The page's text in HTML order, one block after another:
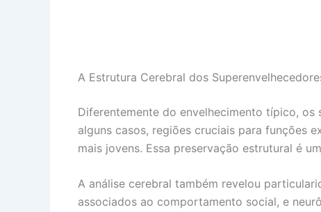
A Estrutura Cerebral dos
Diferentemente do envelhecimento típico, os
alguns casos, regiões cruciais para funções
mais jovens. Essa preservação estrutural é
A análise cerebral também revelou
associados ao comportamento social, e